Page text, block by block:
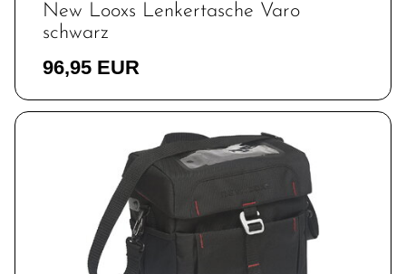
New Looxs Lenkertasche Varo
schwarz
96,95 EUR